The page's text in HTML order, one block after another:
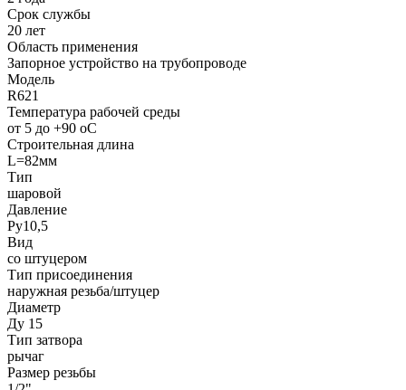
Срок службы
20 лет
Область применения
Запорное устройство на трубопроводе
Модель
R621
Температура рабочей среды
от 5 до +90 oC
Строительная длина
L=82мм
Тип
шаровой
Давление
Ру10,5
Вид
со штуцером
Тип присоединения
наружная резьба/штуцер
Диаметр
Ду 15
Тип затвора
рычаг
Размер резьбы